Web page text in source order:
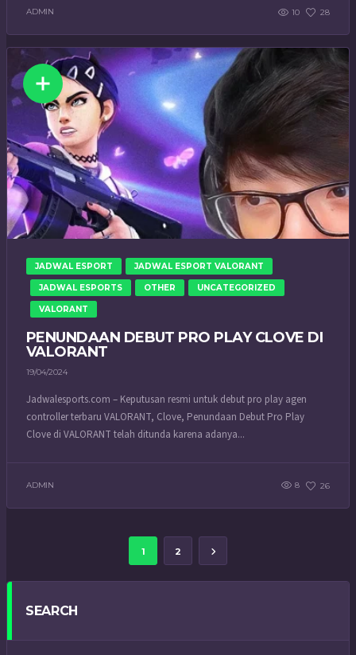
ADMIN 10 28
JADWAL ESPORT JADWAL ESPORT VALORANT
JADWAL ESPORTS OTHER UNCATEGORIZED
VALORANT
PENUNDAAN DEBUT PRO PLAY CLOVE DI
VALORANT
19/04/2024
Jadwalesports.com – Keputusan resmi untuk debut pro play agen
controller terbaru VALORANT, Clove, Penundaan Debut Pro Play
Clove di VALORANT telah ditunda karena adanya...
ADMIN 8 26
1 2
SEARCH